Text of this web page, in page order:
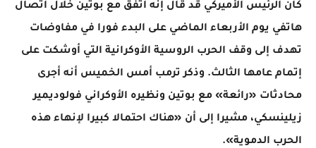
كان الرئيس الأميركي قد قال إنه اتفق مع بوتين خلال اتصال
هاتفي يوم الأربعاء الماضي على البدء فورا في مفاوضات
تهدف إلى وقف الحرب الروسية الأوكرانية التي أوشكت على
إتمام عامها الثالث. وذكر ترمب أمس الخميس أنه أجرى
محادثات «رائعة» مع بوتين ونظيره الأوكراني فولوديمير
زيلينسكي، مشيرا إلى أن «هناك احتمالا كبيرا لإنهاء هذه
الحرب الدموية».